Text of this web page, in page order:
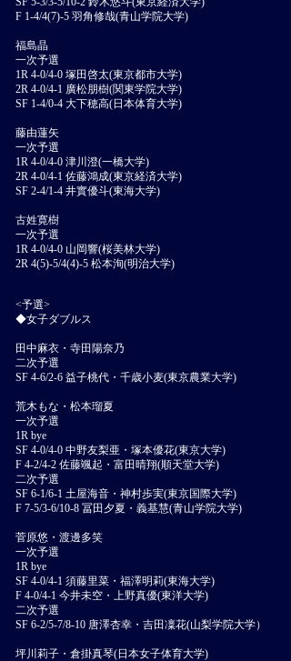
F 1-4/4(7)-5 羽角修哉(青山学院大学)
福島晶
一次予選
1R 4-0/4-0 塚田啓太(東京都市大学)
2R 4-0/4-1 廣松朋樹(関東学院大学)
SF 1-4/0-4 大下穂高(日本体育大学)
藤由蓮矢
一次予選
1R 4-0/4-0 津川澄(一橋大学)
2R 4-0/4-1 佐藤鴻成(東京経済大学)
SF 2-4/1-4 井實優斗(東海大学)
古姓寛樹
一次予選
1R 4-0/4-0 山岡響(桜美林大学)
2R 4(5)-5/4(4)-5 松本洵(明治大学)
<予選>
◆女子ダブルス
田中麻衣・寺田陽奈乃
二次予選
SF 4-6/2-6 益子桃代・千歳小麦(東京農業大学)
荒木もな・松本瑠夏
一次予選
1R bye
SF 4-0/4-0 中野友梨亜・塚本優花(東京大学)
F 4-2/4-2 佐藤颯起・富田晴翔(順天堂大学)
二次予選
SF 6-1/6-1 土屋海音・神村歩実(東京国際大学)
F 7-5/3-6/10-8 冨田夕夏・義基慧(青山学院大学)
菅原悠・渡邊多笑
一次予選
1R bye
SF 4-0/4-1 須藤里菜・福澤明莉(東海大学)
F 4-0/4-1 今井未空・上野真優(東洋大学)
二次予選
SF 6-2/5-7/8-10 唐澤杏幸・吉田凜花(山梨学院大学）
坪川莉子・倉掛真琴(日本女子体育大学)